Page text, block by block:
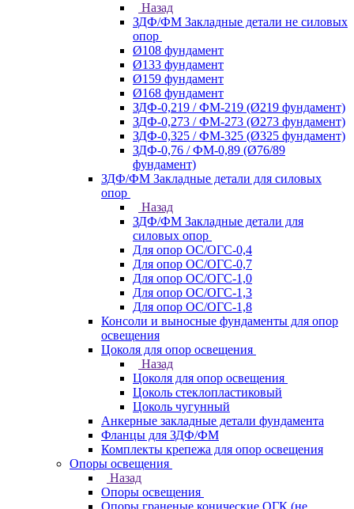
Назад
ЗДФ/ФМ Закладные детали не силовых
опор
Ø108 фундамент
Ø133 фундамент
Ø159 фундамент
Ø168 фундамент
ЗДФ-0,219 / ФМ-219 (Ø219 фундамент)
ЗДФ-0,273 / ФМ-273 (Ø273 фундамент)
ЗДФ-0,325 / ФМ-325 (Ø325 фундамент)
ЗДФ-0,76 / ФМ-0,89 (Ø76/89
фундамент)
ЗДФ/ФМ Закладные детали для силовых
опор
Назад
ЗДФ/ФМ Закладные детали для
силовых опор
Для опор ОС/ОГС-0,4
Для опор ОС/ОГС-0,7
Для опор ОС/ОГС-1,0
Для опор ОС/ОГС-1,3
Для опор ОС/ОГС-1,8
Консоли и выносные фундаменты для опор
освещения
Цоколя для опор освещения
Назад
Цоколя для опор освещения
Цоколь стеклопластиковый
Цоколь чугунный
Анкерные закладные детали фундамента
Фланцы для ЗДФ/ФМ
Комплекты крепежа для опор освещения
Опоры освещения
Назад
Опоры освещения
Опоры граненые конические ОГК (не